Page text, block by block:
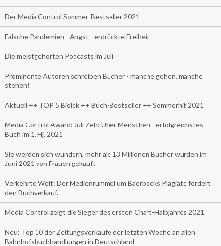
Der Media Control Sommer-Bestseller 2021
Falsche Pandemien - Angst - erdrückte Freiheit
Die meistgehörten Podcasts im Juli
Prominente Autoren schreiben Bücher - manche gehen, manche
stehen!
Aktuell ++ TOP 5 Biolek ++ Buch-Bestseller ++ Sommerhit 2021
Media Control Award: Juli Zeh: Über Menschen - erfolgreichstes
Buch im 1. Hj. 2021
Sie werden sich wundern, mehr als 13 Millionen Bücher wurden im
Juni 2021 von Frauen gekauft
Verkehrte Welt: Der Medienrummel um Baerbocks Plagiate fördert
den Buchverkauf.
Media Control zeigt die Sieger des ersten Chart-Halbjahres 2021
Neu: Top 10 der Zeitungsverkäufe der letzten Woche an allen
Bahnhofsbuchhandlungen in Deutschland